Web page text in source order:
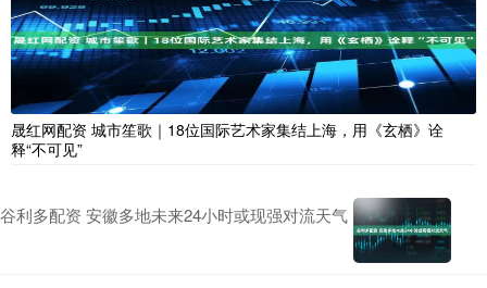
晟红网配资 城市笙歌｜18位国际艺术家集结上海，用《玄栖》诠
释“不可见”
谷利多配资 安徽多地未来24小时或现强对流天气